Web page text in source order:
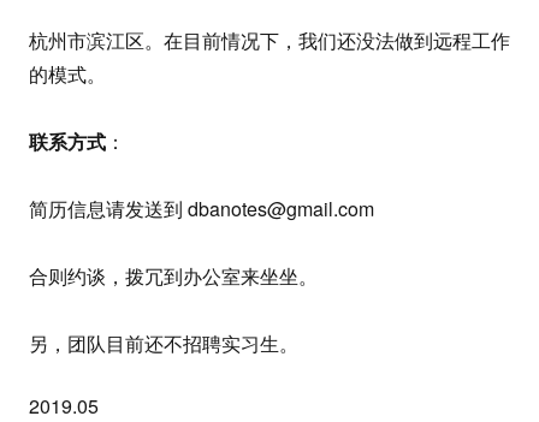
杭州市滨江区。在目前情况下，我们还没法做到远程工作
的模式。
联系方式 ：
简历信息请发送到 dbanotes@gmail.com
合则约谈，拨冗到办公室来坐坐。
另，团队目前还不招聘实习生。
2019.05